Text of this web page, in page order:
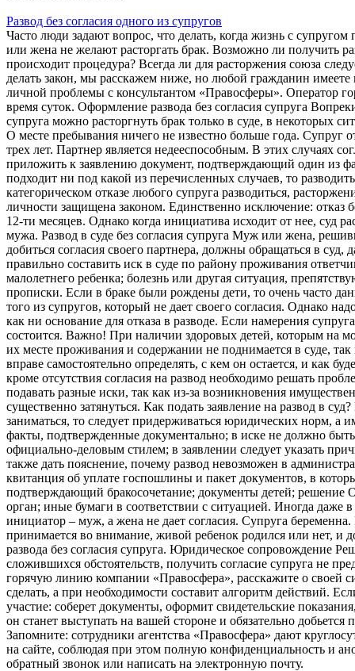
Развод без согласия одного из супругов
Часто люди задают вопрос, что делать, когда жизнь с
или жена не желают расторгать брак. Возможно ли получить
происходит процедура? Всегда ли для расторжения союза
делать закон, мы расскажем ниже, но любой гражданин имеете
личной проблемы с консультантом «Правосферы». Оператор
время суток. Оформление развода без согласия супруга
супруга можно расторгнуть брак только в суде, в некоторых
О месте пребывания ничего не известно больше года. Супруг
трех лет. Партнер является недееспособным. В этих случаях
приложить к заявлению документ, подтверждающий один из
подходит ни под какой из перечисленных случаев, то
категорическом отказе любого супруга разводиться,
личности защищена законом. Единственно исключение:
12-ти месяцев. Однако когда инициатива исходит от нее, суд
мужа. Развод в суде без согласия супруга Муж или жена,
добиться согласия своего партнера, должны обращаться в
правильно составить иск в суде по району проживания
малолетнего ребенка; болезнь или другая ситуация,
прописки. Если в браке были рождены дети, то очень часто
того из супругов, который не дает своего согласия. Однако
как ни основание для отказа в разводе. Если намерения
состоится. Важно! При наличии здоровых детей, которым на
их месте проживания и содержании не поднимается в суде,
вправе самостоятельно определять, с кем он остается, и как
кроме отсутствия согласия на развод необходимо решать
подавать разные иски, так как из-за возникновения
существенно затянуться. Как подать заявление на развод в
заниматься, то следует придерживаться юридических норм, а
факты, подтвержденные документально; в иске не должно
официально-деловым стилем; в заявлении следует указать
также дать пояснение, почему развод невозможен в
квитанция об уплате госпошлины и пакет документов, в
подтверждающий бракосочетание; документы детей;
орган; иные бумаги в соответствии с ситуацией. Иногда даже в
инициатор – муж, а жена не дает согласия. Супруга
принимается во внимание, живой ребенок родился или нет, и
развода без согласия супруга. Юридическое сопровождение
сложившихся обстоятельств, получить согласие супруга не
горячую линию компании «Правосфера», расскажите о своей
сделать, а при необходимости составит алгоритм действий.
участие: соберет документы, оформит свидетельские
он станет выступать на вашей стороне и обязательно
Запомните: сотрудники агентства «Правосфера» дают
на сайте, соблюдая при этом полную конфиденциальность и
обратный звонок или написать на электронную почту.